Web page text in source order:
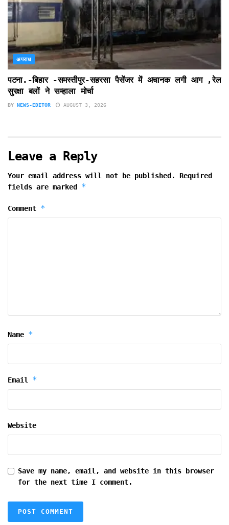
अपराध
पटना.-बिहार -समस्तीपुर-सहरसा पैसेंजर में अचानक लगी आग ,रेल
सुरक्षा बलों ने सम्हाला मोर्चा
BY NEWS-EDITOR AUGUST 3, 2026
Leave a Reply
Your email address will not be published.
Required
fields are marked *
Comment *
Name *
Email *
Website
Save my name, email, and website in this browser
for the next time I comment.